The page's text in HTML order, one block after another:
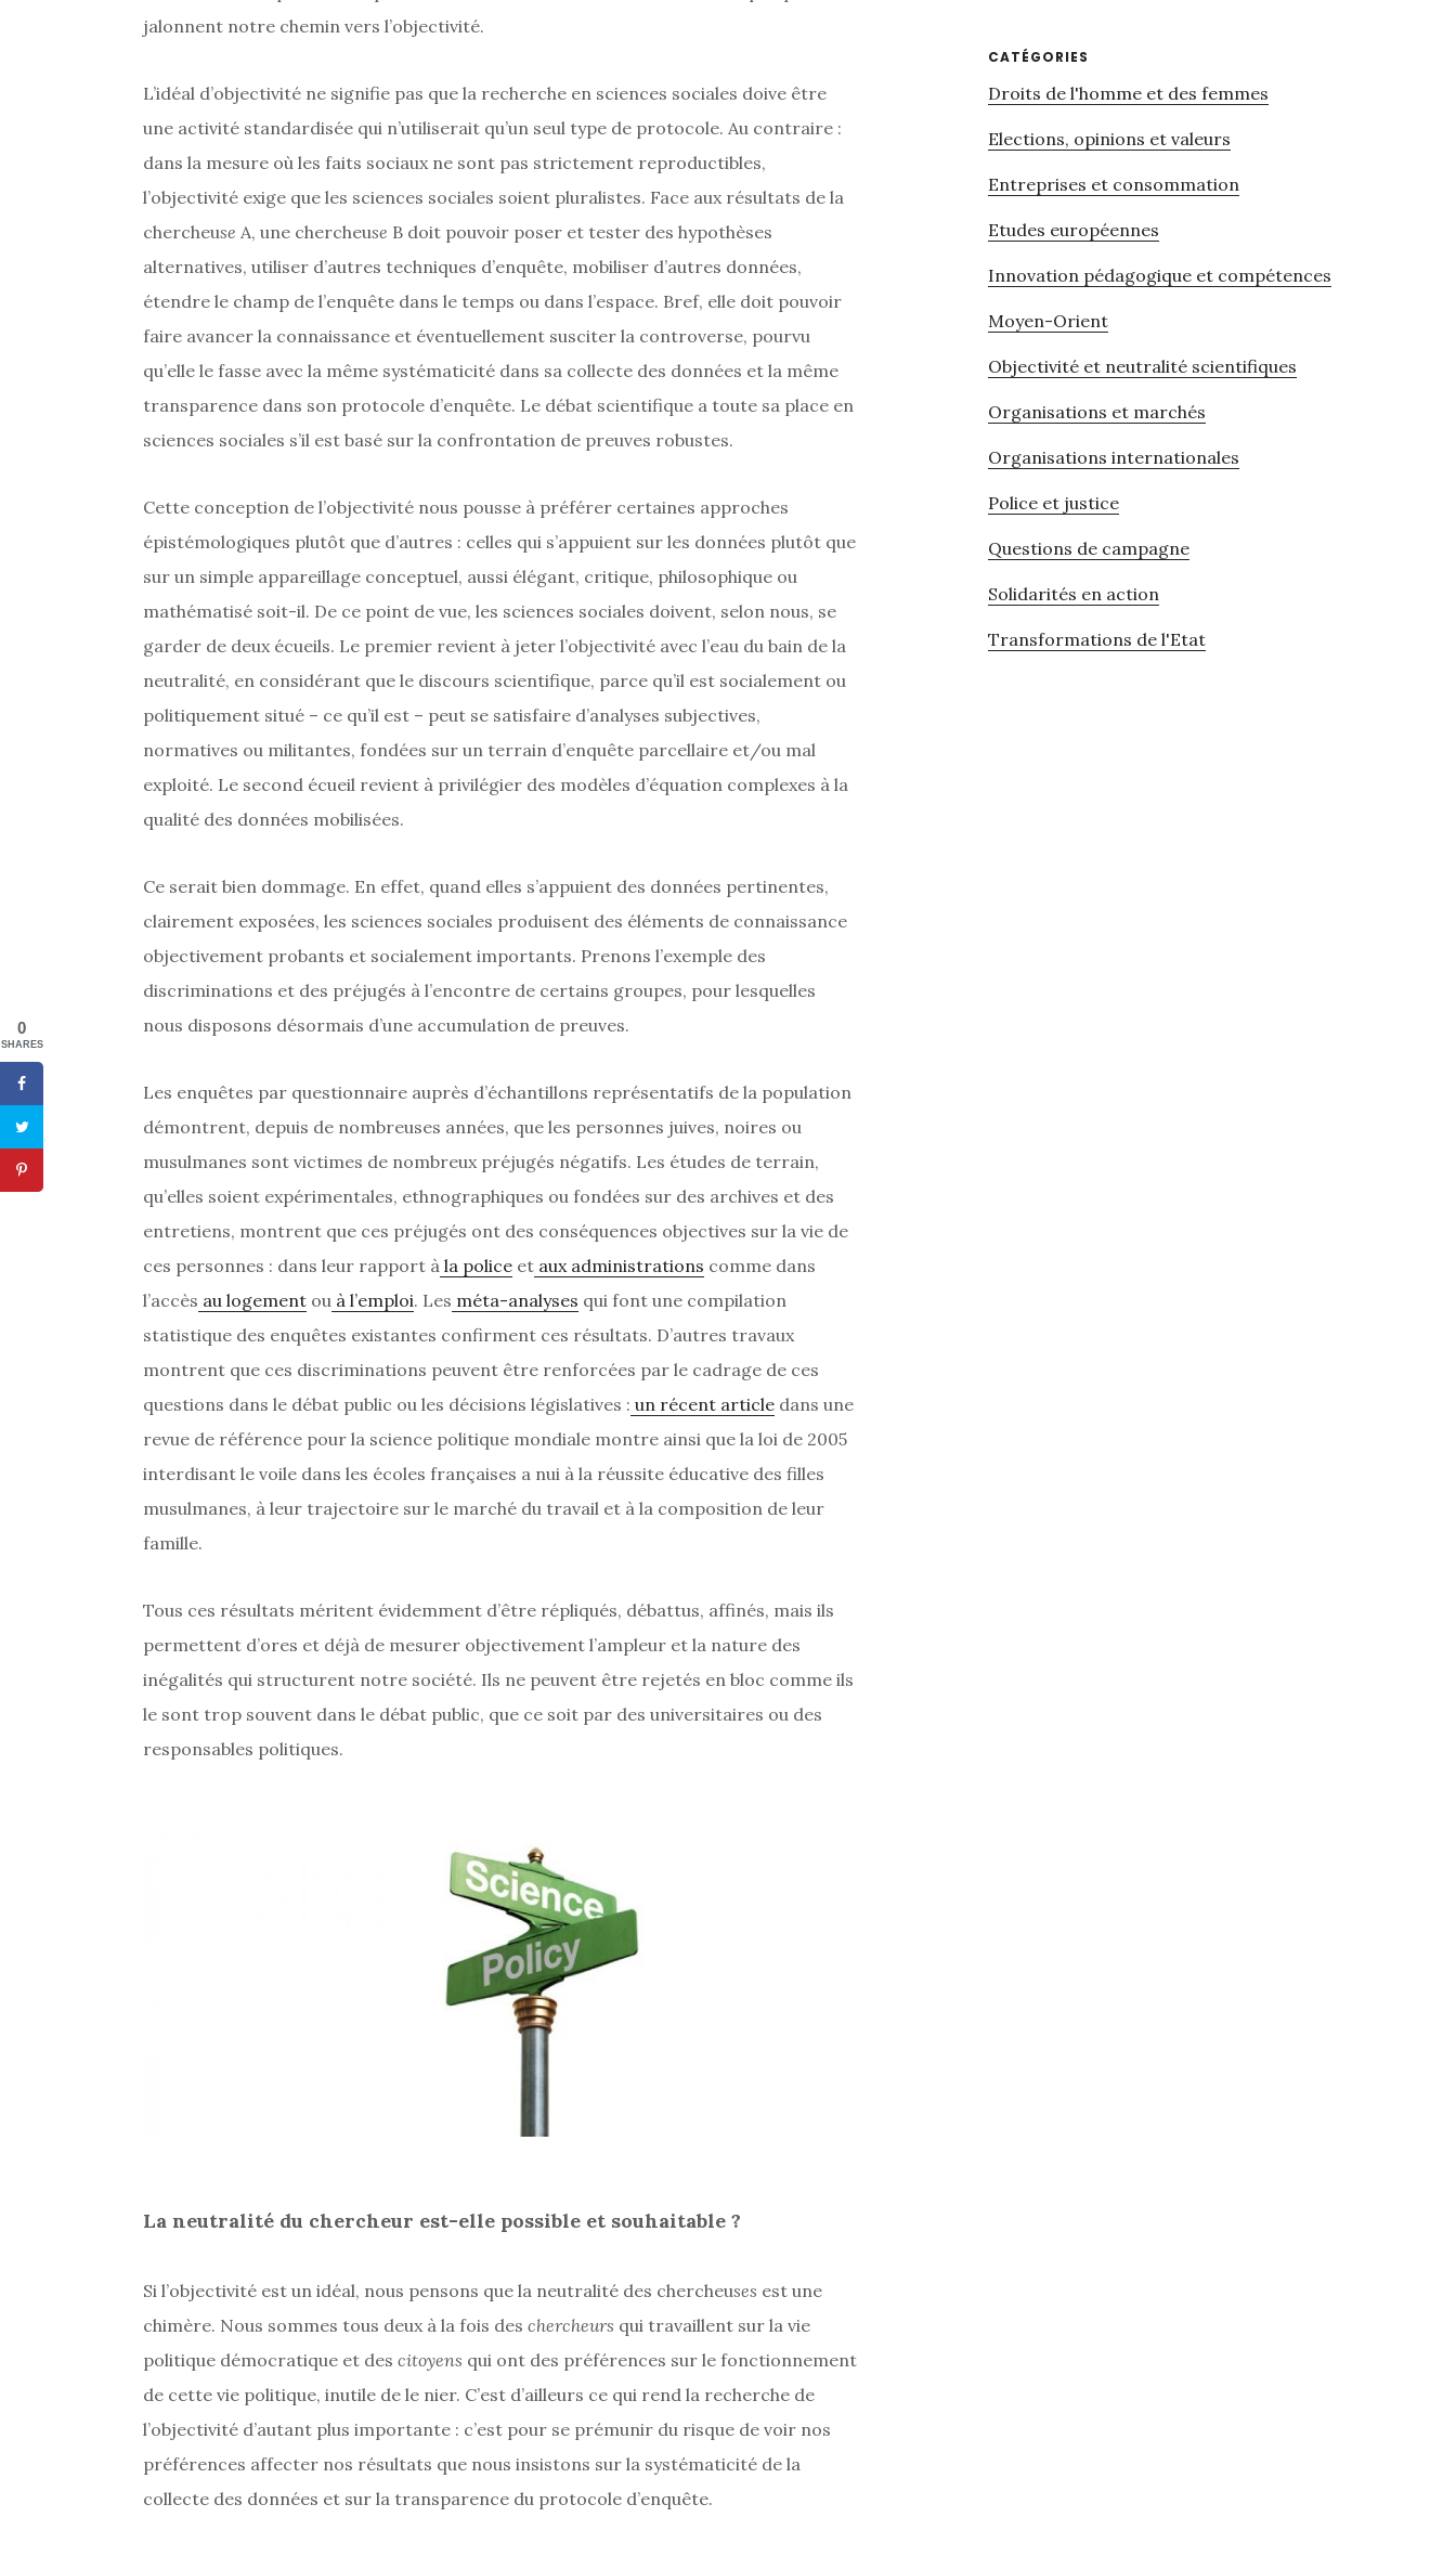
jalonnent notre chemin vers l’objectivité.
L’idéal d’objectivité ne signifie pas que la recherche en sciences sociales doive être
une activité standardisée qui n’utiliserait qu’un seul type de protocole. Au contraire :
dans la mesure où les faits sociaux ne sont pas strictement reproductibles,
l’objectivité exige que les sciences sociales soient pluralistes. Face aux résultats de la
chercheuse A, une chercheuse B doit pouvoir poser et tester des hypothèses
alternatives, utiliser d’autres techniques d’enquête, mobiliser d’autres données,
étendre le champ de l’enquête dans le temps ou dans l’espace. Bref, elle doit pouvoir
faire avancer la connaissance et éventuellement susciter la controverse, pourvu
qu’elle le fasse avec la même systématicité dans sa collecte des données et la même
transparence dans son protocole d’enquête. Le débat scientifique a toute sa place en
sciences sociales s’il est basé sur la confrontation de preuves robustes.
Cette conception de l’objectivité nous pousse à préférer certaines approches
épistémologiques plutôt que d’autres : celles qui s’appuient sur les données plutôt que
sur un simple appareillage conceptuel, aussi élégant, critique, philosophique ou
mathématisé soit-il. De ce point de vue, les sciences sociales doivent, selon nous, se
garder de deux écueils. Le premier revient à jeter l’objectivité avec l’eau du bain de la
neutralité, en considérant que le discours scientifique, parce qu’il est socialement ou
politiquement situé – ce qu’il est – peut se satisfaire d’analyses subjectives,
normatives ou militantes, fondées sur un terrain d’enquête parcellaire et/ou mal
exploité. Le second écueil revient à privilégier des modèles d’équation complexes à la
qualité des données mobilisées.
Ce serait bien dommage. En effet, quand elles s’appuient des données pertinentes,
clairement exposées, les sciences sociales produisent des éléments de connaissance
objectivement probants et socialement importants. Prenons l’exemple des
discriminations et des préjugés à l’encontre de certains groupes, pour lesquelles
nous disposons désormais d’une accumulation de preuves.
Les enquêtes par questionnaire auprès d’échantillons représentatifs de la population
démontrent, depuis de nombreuses années, que les personnes juives, noires ou
musulmanes sont victimes de nombreux préjugés négatifs. Les études de terrain,
qu’elles soient expérimentales, ethnographiques ou fondées sur des archives et des
entretiens, montrent que ces préjugés ont des conséquences objectives sur la vie de
ces personnes : dans leur rapport à la police et aux administrations comme dans
l’accès au logement ou à l’emploi. Les méta-analyses qui font une compilation
statistique des enquêtes existantes confirment ces résultats. D’autres travaux
montrent que ces discriminations peuvent être renforcées par le cadrage de ces
questions dans le débat public ou les décisions législatives : un récent article dans une
revue de référence pour la science politique mondiale montre ainsi que la loi de 2005
interdisant le voile dans les écoles françaises a nui à la réussite éducative des filles
musulmanes, à leur trajectoire sur le marché du travail et à la composition de leur
famille.
Tous ces résultats méritent évidemment d’être répliqués, débattus, affinés, mais ils
permettent d’ores et déjà de mesurer objectivement l’ampleur et la nature des
inégalités qui structurent notre société. Ils ne peuvent être rejetés en bloc comme ils
le sont trop souvent dans le débat public, que ce soit par des universitaires ou des
responsables politiques.
La neutralité du chercheur est-elle possible et souhaitable ?
Si l’objectivité est un idéal, nous pensons que la neutralité des chercheuses est une
chimère. Nous sommes tous deux à la fois des chercheurs qui travaillent sur la vie
politique démocratique et des citoyens qui ont des préférences sur le fonctionnement
de cette vie politique, inutile de le nier. C’est d’ailleurs ce qui rend la recherche de
l’objectivité d’autant plus importante : c’est pour se prémunir du risque de voir nos
préférences affecter nos résultats que nous insistons sur la systématicité de la
collecte des données et sur la transparence du protocole d’enquête.
CATÉGORIES
Droits de l'homme et des femmes
Elections, opinions et valeurs
Entreprises et consommation
Etudes européennes
Innovation pédagogique et compétences
Moyen-Orient
Objectivité et neutralité scientifiques
Organisations et marchés
Organisations internationales
Police et justice
Questions de campagne
Solidarités en action
Transformations de l'Etat
0
SHARES